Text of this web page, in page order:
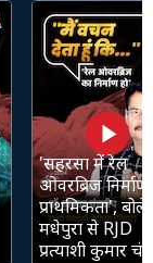
'सहरसा में रेल
ओवरब्रिज निर्माण
प्राथमिकता', बोले
मधेपुरा से RJD
प्रत्याशी कुमार